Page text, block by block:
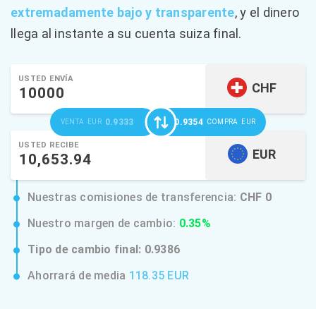
extremadamente bajo y transparente, y el dinero
llega al instante a su cuenta suiza final.
USTED ENVÍA
CHF
VENTA EUR 0.9333 0.9354 COMPRA EUR
USTED RECIBE
EUR
Nuestras comisiones de transferencia: CHF 0
Nuestro margen de cambio: 0.35%
Tipo de cambio final: 0.9386
Ahorrará de media 118.35 EUR